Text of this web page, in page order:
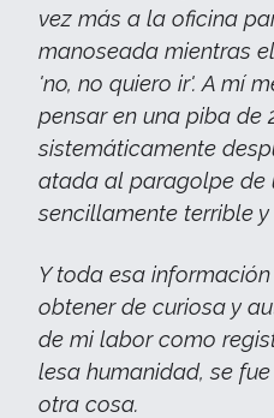
vez más a la oficina
manoseada mientras
'no, no quiero ir'. A mí
pensar en una piba de
sistemáticamente
atada al paragolpe de
sencillamente terrible
Y toda esa
obtener de curiosa y
de mi labor como
lesa humanidad, se
otra cosa.